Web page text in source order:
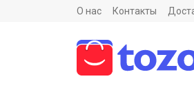
О нас Контакты